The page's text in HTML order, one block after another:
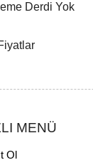
Derdi Yok
MENÜ
Ol